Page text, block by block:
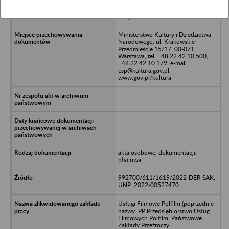
Ministerstwo Kultury i Dziedzictwa
Narodowego, ul. Krakowskie
Przedmieście 15/17, 00-071
Warszawa, tel. +48 22 42 10 500,
+48 22 42 10 179, e-mail:
esp@kultura.gov.pl,
www.gov.pl/kultura
akta osobowe, dokumentacja
płacowa
992700/611/1619/2022-DER-SAK,
UNP: 2022-00527470
Usługi Filmowe Polfilm (poprzednie
nazwy: PP Przedsiębiorstwo Usług
Filmowych Polfilm; Państwowe
Zakłady Przeźroczy;